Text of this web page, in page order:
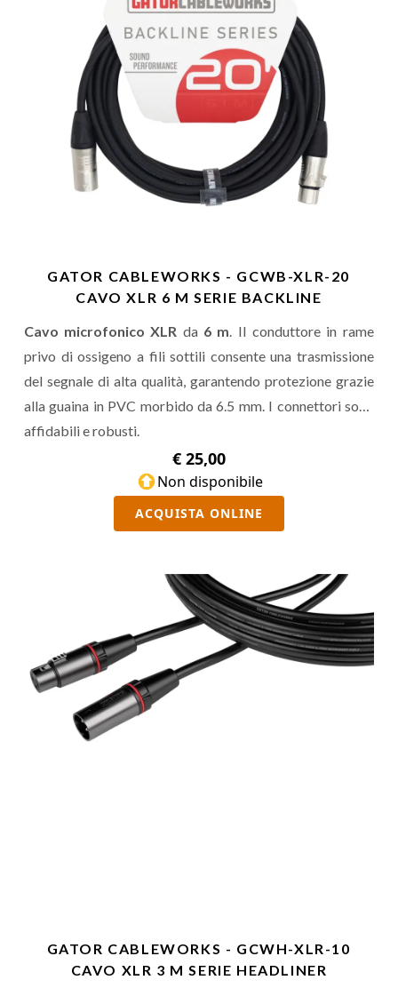
GATOR CABLEWORKS - GCWB-XLR-20
CAVO XLR 6 M SERIE BACKLINE
Cavo microfonico XLR da 6 m. Il conduttore in rame
privo di ossigeno a fili sottili consente una trasmissione
del segnale di alta qualità, garantendo protezione grazie
alla guaina in PVC morbido da 6.5 mm. I connettori sono
affidabili e robusti.
€ 25,00
Non disponibile
ACQUISTA ONLINE
GATOR CABLEWORKS - GCWH-XLR-10
CAVO XLR 3 M SERIE HEADLINER